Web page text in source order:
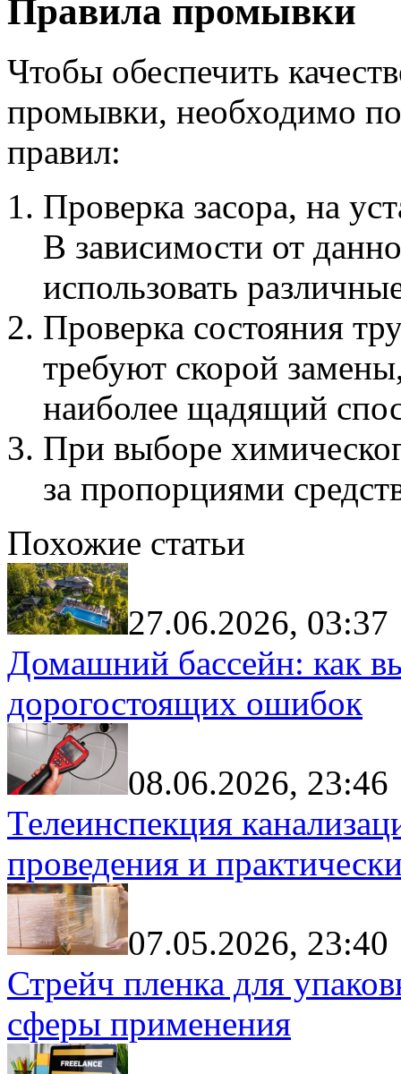
Правила промывки
Чтобы обеспечить
промывки, необходимо
правил:
Проверка засора, на
В зависимости от
использовать
Проверка состояния
требуют скорой
наиболее щадящий
При выборе
за пропорциями
Похожие статьи
27.06.2026, 03:37
Домашний бассейн: как
дорогостоящих ошибок
08.06.2026, 23:46
Телеинспекция
проведения и
07.05.2026, 23:40
Стрейч пленка для
сферы применения